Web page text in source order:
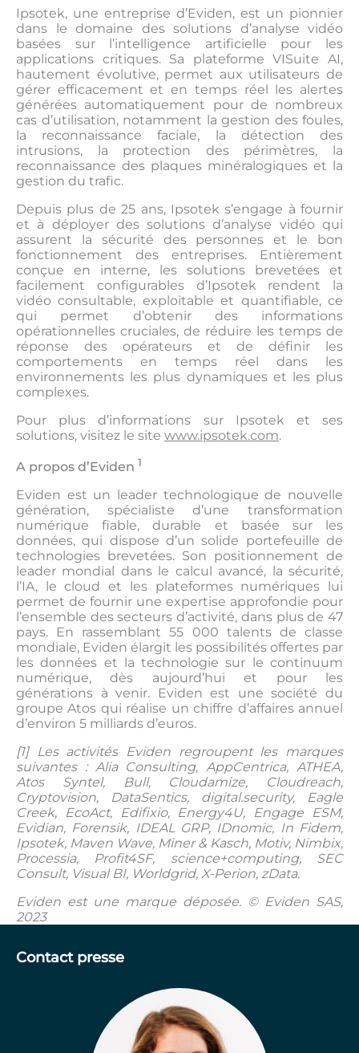
Ipsotek, une entreprise d’Eviden, est un pionnier
dans le domaine des solutions d’analyse vidéo
basées sur l’intelligence artificielle pour les
applications critiques. Sa plateforme VISuite AI,
hautement évolutive, permet aux utilisateurs de
gérer efficacement et en temps réel les alertes
générées automatiquement pour de nombreux
cas d’utilisation, notamment la gestion des foules,
la reconnaissance faciale, la détection des
intrusions, la protection des périmètres, la
reconnaissance des plaques minéralogiques et la
gestion du trafic.
Depuis plus de 25 ans, Ipsotek s’engage à fournir
et à déployer des solutions d’analyse vidéo qui
assurent la sécurité des personnes et le bon
fonctionnement des entreprises. Entièrement
conçue en interne, les solutions brevetées et
facilement configurables d’Ipsotek rendent la
vidéo consultable, exploitable et quantifiable, ce
qui permet d’obtenir des informations
opérationnelles cruciales, de réduire les temps de
réponse des opérateurs et de définir les
comportements en temps réel dans les
environnements les plus dynamiques et les plus
complexes.
Pour plus d’informations sur Ipsotek et ses
solutions, visitez le site www.ipsotek.com.
A propos d’Eviden 1
Eviden est un leader technologique de nouvelle
génération, spécialiste d’une transformation
numérique fiable, durable et basée sur les
données, qui dispose d’un solide portefeuille de
technologies brevetées. Son positionnement de
leader mondial dans le calcul avancé, la sécurité,
l’IA, le cloud et les plateformes numériques lui
permet de fournir une expertise approfondie pour
l’ensemble des secteurs d’activité, dans plus de 47
pays. En rassemblant 55 000 talents de classe
mondiale, Eviden élargit les possibilités offertes par
les données et la technologie sur le continuum
numérique, dès aujourd’hui et pour les
générations à venir. Eviden est une société du
groupe Atos qui réalise un chiffre d’affaires annuel
d’environ 5 milliards d’euros.
[1] Les activités Eviden regroupent les marques
suivantes : Alia Consulting, AppCentrica, ATHEA,
Atos Syntel, Bull, Cloudamize, Cloudreach,
Cryptovision, DataSentics, digital.security, Eagle
Creek, EcoAct, Edifixio, Energy4U, Engage ESM,
Evidian, Forensik, IDEAL GRP, IDnomic, In Fidem,
Ipsotek, Maven Wave, Miner & Kasch, Motiv, Nimbix,
Processia, Profit4SF, science+computing, SEC
Consult, Visual BI, Worldgrid, X-Perion, zData.
Eviden est une marque déposée. © Eviden SAS,
2023
Contact presse